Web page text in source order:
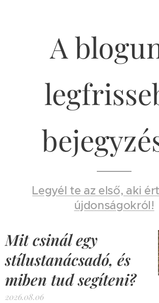
A
Legyél te az első, aki
újdonságokról!
Mit csinál egy
stílustanácsadó, és
miben tud segíteni?
2026.08.06